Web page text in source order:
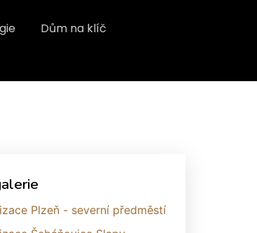
Dům na klíč
Plzeň - severní předměstí